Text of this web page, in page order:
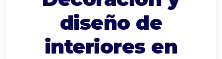
diseño de
interiores en